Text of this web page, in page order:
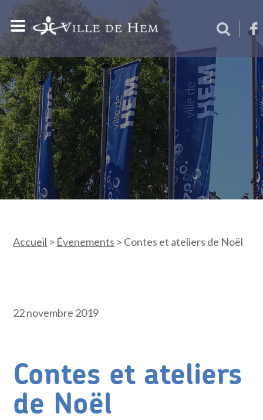
Accueil > Évenements > Contes et ateliers de Noël
22 novembre 2019
Contes et ateliers
de Noël